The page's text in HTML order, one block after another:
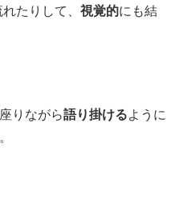
たりして、 視覚的にも結
りながら語り掛けるように
。